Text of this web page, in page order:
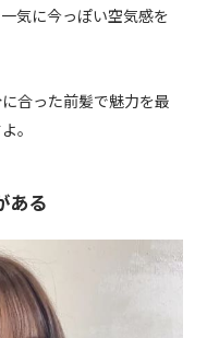
気に今っぽい空気感を
合った前髪で魅力を最
。
ある